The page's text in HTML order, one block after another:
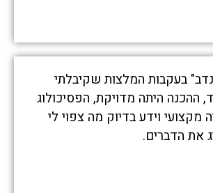
בעקבות המלצות שקיבלתי
ההכנה היתה מדויקת, הפסיכולוג
מקצועי וידע בדיוק מה צפוי לי
את הדברים.